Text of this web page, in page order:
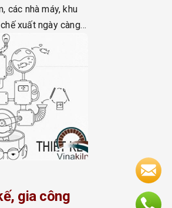
các nhà máy, khu
xuất ngày càng
vào nền kinh tế
hoạt động sản xuất
tạo ra lượng khí
gia công